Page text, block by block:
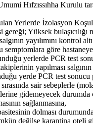
Hıfzıssıhha Kurulu
Yerlerde İzolasyon
gereği; Yüksek
yayılımını kontrol
semptomlara göre
yerlerde PCR test
yapılması
yerde PCR test sonucu
sair sebeplerle
gidemeyecek
sağlanmasına,
dolması
değilse karantina oteli